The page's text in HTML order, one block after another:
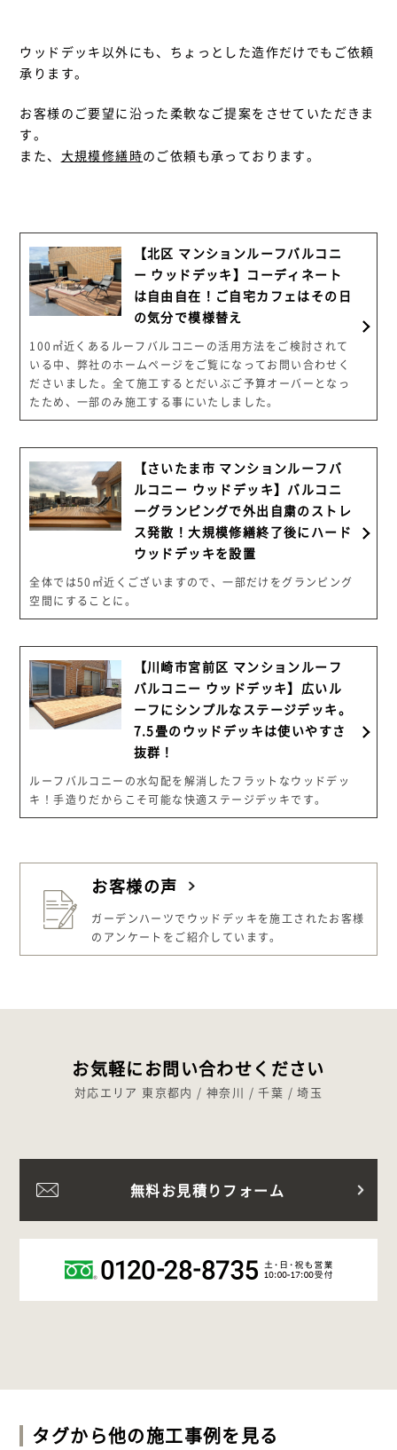
ウッドデッキ以外にも、ちょっとした造作だけでもご依頼
承ります。
お客様のご要望に沿った柔軟なご提案をさせていただきま
す。
また、 大規模修繕時のご依頼も承っております。
【北区 マンションルーフバルコニ
ー ウッドデッキ】コーディネート
は自由自在！ご自宅カフェはその日
の気分で模様替え
100㎡近くあるルーフバルコニーの活用方法をご検討されて
いる中、弊社のホームページをご覧になってお問い合わせく
ださいました。全て施工するとだいぶご予算オーバーとなっ
たため、一部のみ施工する事にいたしました。
【さいたま市 マンションルーフバ
ルコニー ウッドデッキ】バルコニ
ーグランピングで外出自粛のストレ
ス発散！大規模修繕終了後にハード
ウッドデッキを設置
全体では50㎡近くございますので、一部だけをグランピング
空間にすることに。
【川崎市宮前区 マンションルーフ
バルコニー ウッドデッキ】広いル
ーフにシンプルなステージデッキ。
7.5畳のウッドデッキは使いやすさ
抜群！
ルーフバルコニーの水勾配を解消したフラットなウッドデッ
キ！手造りだからこそ可能な快適ステージデッキです。
お客様の声
ガーデンハーツでウッドデッキを施工されたお客様
のアンケートをご紹介しています。
お気軽にお問い合わせください
対応エリア 東京都内 / 神奈川 / 千葉 / 埼玉
無料お見積りフォーム
タグから他の施工事例を見る